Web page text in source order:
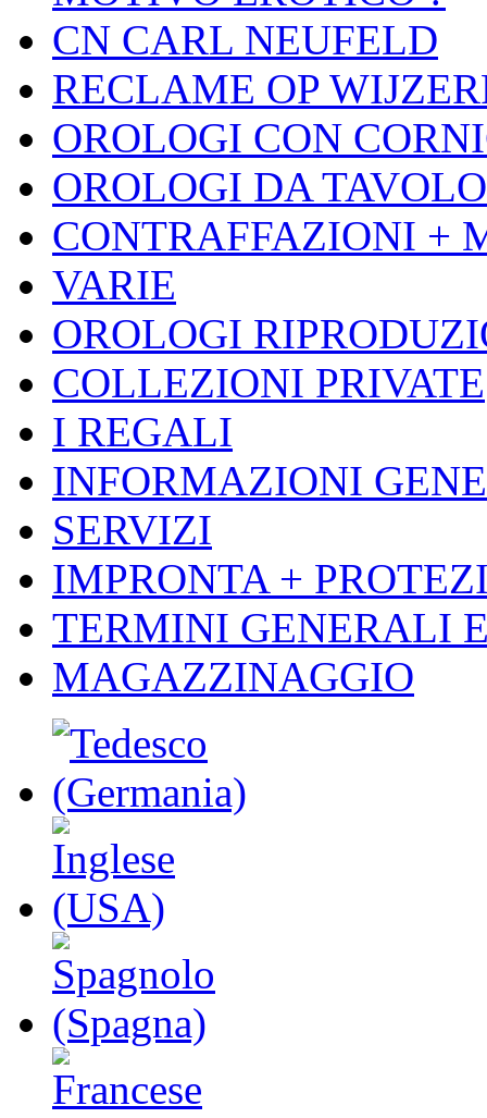
CN CARL NEUFELD
RECLAME OP
OROLOGI CON
OROLOGI DA TAVOLO
CONTRAFFAZIONI +
VARIE
OROLOGI
COLLEZIONI PRIVATE
I REGALI
INFORMAZIONI
SERVIZI
IMPRONTA +
TERMINI GENERALI
MAGAZZINAGGIO